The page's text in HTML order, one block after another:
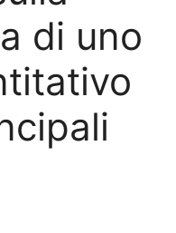
di uno